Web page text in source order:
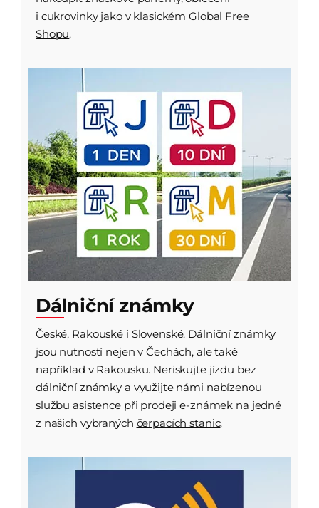
i cukrovinky jako v klasickémGlobal Free
Shopu.
Dálniční známky
České, Rakouské i Slovenské. Dálniční známky
jsou nutností nejen v Čechách, ale také
například v Rakousku. Neriskujte jízdu bez
dálniční známky a využijte námi nabízenou
službu asistence při prodeji e-známek na jedné
z našich vybraných čerpacích stanic.